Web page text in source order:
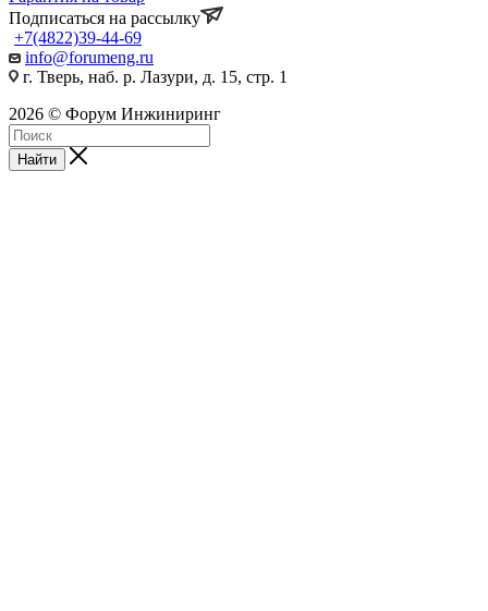
Подписаться на рассылку
+7(4822)39-44-69
info@forumeng.ru
г. Тверь, наб. р. Лазури, д. 15, стр. 1
2026 © Форум Инжиниринг
Найти